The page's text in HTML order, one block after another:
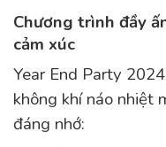
Chương trình đầy
cảm xúc
Year End Party
không khí náo nhiệt
đáng nhớ: